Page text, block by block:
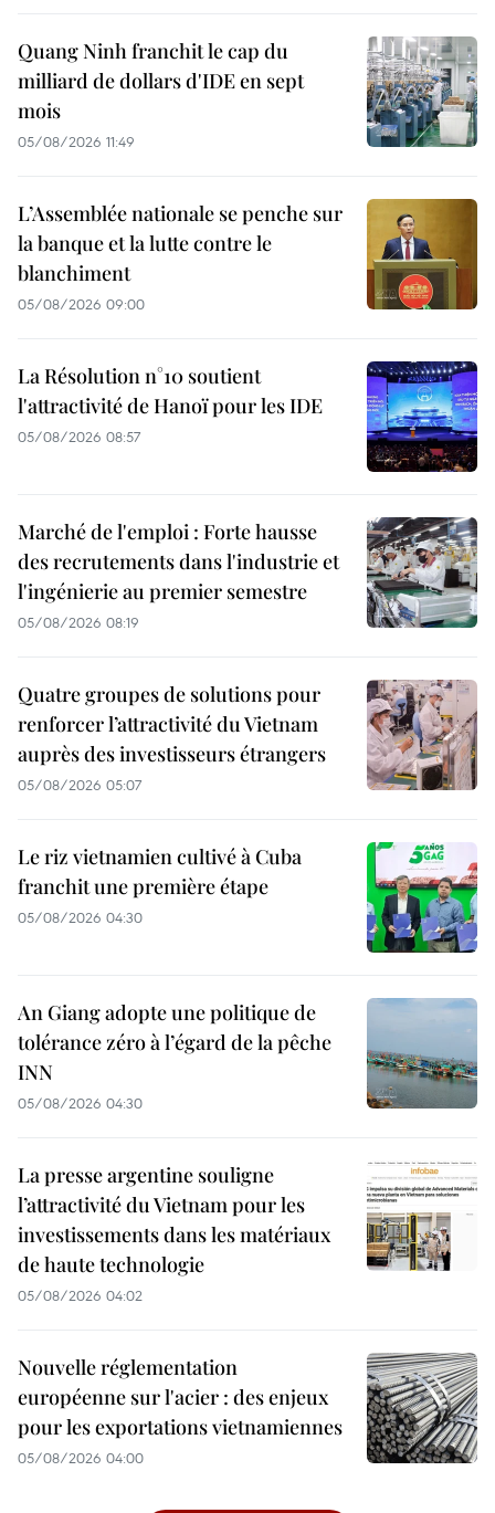
Quang Ninh franchit le cap du
milliard de dollars d'IDE en sept
mois
05/08/2026 11:49
L’Assemblée nationale se penche sur
la banque et la lutte contre le
blanchiment
05/08/2026 09:00
La Résolution n°10 soutient
l'attractivité de Hanoï pour les IDE
05/08/2026 08:57
Marché de l'emploi : Forte hausse
des recrutements dans l'industrie et
l'ingénierie au premier semestre
05/08/2026 08:19
Quatre groupes de solutions pour
renforcer l’attractivité du Vietnam
auprès des investisseurs étrangers
05/08/2026 05:07
Le riz vietnamien cultivé à Cuba
franchit une première étape
05/08/2026 04:30
An Giang adopte une politique de
tolérance zéro à l’égard de la pêche
INN
05/08/2026 04:30
La presse argentine souligne
l’attractivité du Vietnam pour les
investissements dans les matériaux
de haute technologie
05/08/2026 04:02
Nouvelle réglementation
européenne sur l'acier : des enjeux
pour les exportations vietnamiennes
05/08/2026 04:00